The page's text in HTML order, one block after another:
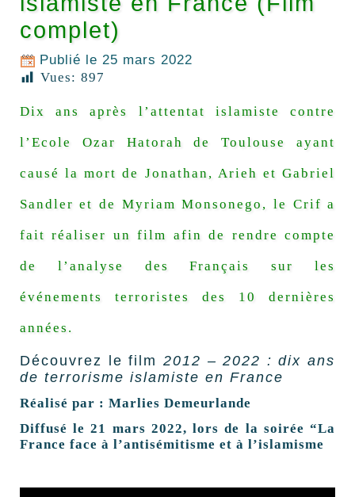
complet)
Publié le 25 mars 2022
Vues: 897
Dix ans après l’attentat islamiste contre
l’Ecole Ozar Hatorah de Toulouse ayant
causé la mort de Jonathan, Arieh et Gabriel
Sandler et de Myriam Monsonego, le Crif a
fait réaliser un film afin de rendre compte
de l’analyse des Français sur les
événements terroristes des 10 dernières
années.
Découvrez le film 2012 – 2022 : dix ans
de terrorisme islamiste en France
Réalisé par : Marlies Demeurlande
Diffusé le 21 mars 2022, lors de la soirée “La
France face à l’antisémitisme et à l’islamisme